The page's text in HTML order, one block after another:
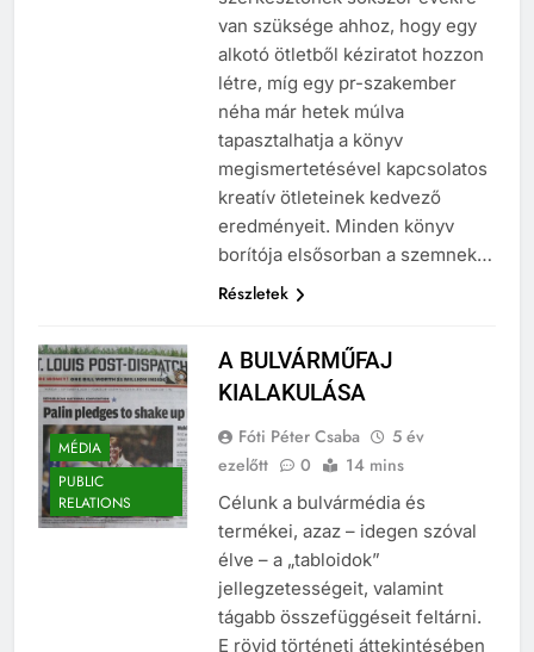
szerkesztőnek sokszor évekre
van szüksége ahhoz, hogy egy
alkotó ötletből kéziratot hozzon
létre, míg egy pr-szakember
néha már hetek múlva
tapasztalhatja a könyv
megismertetésével kapcsolatos
kreatív ötleteinek kedvező
eredményeit. Minden könyv
MÉDIA
PUBLIC
RELATIONS
A BULVÁRMŰFAJ
Fóti Péter Csaba
5 év
Célunk a bulvármédia és
termékei, azaz – idegen szóval
élve – a „tabloidok”
jellegzetességeit, valamint
tágabb összefüggéseit feltárni.